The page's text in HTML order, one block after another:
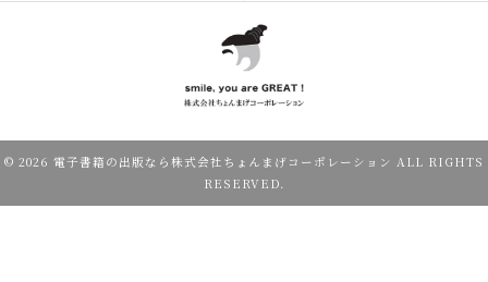
© 2026 電子書籍の出版なら株式会社ちょんまげコーポレーション ALL RIGHTS
RESERVED.